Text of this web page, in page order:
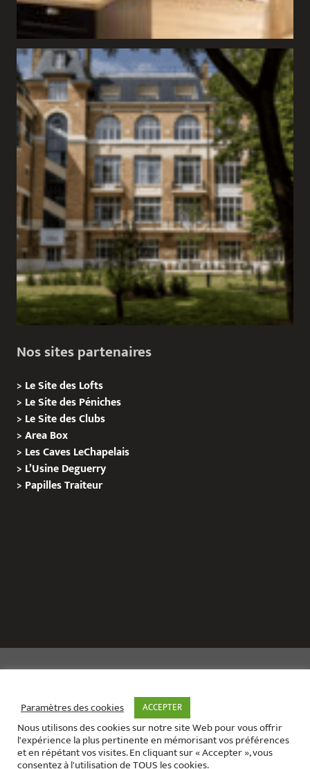
Nos sites partenaires
> Le Site des Lofts
> Le Site des Péniches
> Le Site des Clubs
>Area Box
> Les Caves LeChapelais
> L’Usine Deguerry
> PapillesTraiteur
Le site de l’évènementiel contact :01 42 71 40 79
Contact mail:contact@areabox.fr
Paramètres des cookies ACCEPTER
Nous utilisons des cookies sur notre site Web pour vous offrir
l'expérience la plus pertinente en mémorisant vos préférences
et en répétant vos visites. En cliquant sur « Accepter », vous
consentez à l'utilisation de TOUS les cookies.